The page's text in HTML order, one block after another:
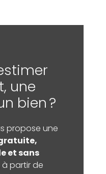
une
bien ?
propose une
et sans
à partir de